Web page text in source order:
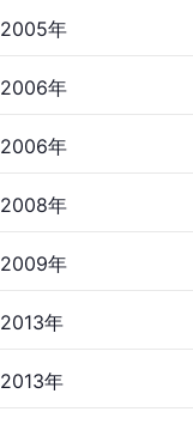
2005年
2006年
2006年
2008年
2009年
2013年
2013年